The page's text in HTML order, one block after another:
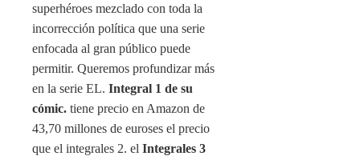
superhéroes mezclado con toda la
incorrección política que una serie
enfocada al gran público puede
permitir. Queremos profundizar más
en la serie EL. Integral 1 de su
cómic. tiene precio en Amazon de
43,70 millones de euroses el precio
que el integrales 2. el Integrales 3